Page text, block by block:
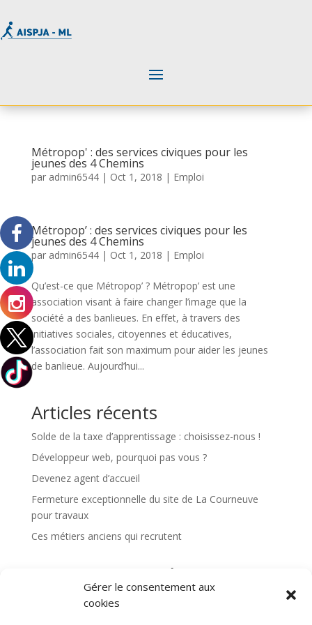
Gérer le consentement aux
cookies
Métropop' : des services civiques pour les
jeunes des 4 Chemins
par admin6544| Oct 1, 2018 | Emploi
Métropop’ : des services civiques pour les
jeunes des 4 Chemins
par admin6544| Oct 1, 2018 | Emploi
Qu’est-ce que Métropop’ ? Métropop’ est une
association visant à faire changer l’image que la
société a des banlieues. En effet, à travers des
initiatives sociales, citoyennes et éducatives,
l’association fait son maximum pour aider les jeunes
de banlieue. Aujourd’hui...
Articles récents
Solde de la taxe d’apprentissage : choisissez-nous !
Développeur web, pourquoi pas vous ?
Devenez agent d’accueil
Fermeture exceptionnelle du site de La Courneuve
pour travaux
Ces métiers anciens qui recrutent
Commentaires récents
Aucun commentaire à afficher.